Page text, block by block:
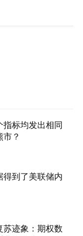
指标均发出相同
市？
得到了美联储内
苏迹象：期权数